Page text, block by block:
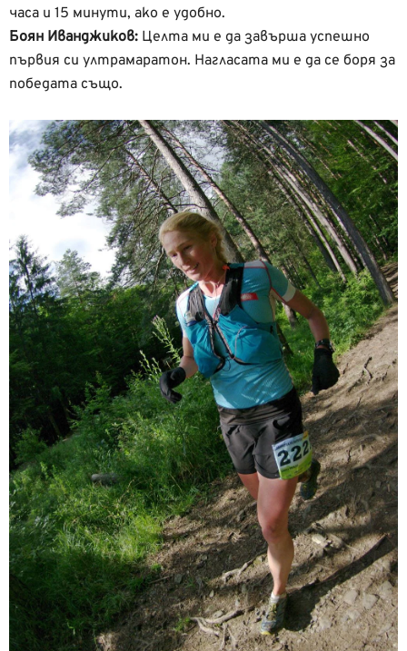
часа и 15 минути, ако е удобно.
Боян Иванджиков: Целта ми е да завърша успешно
първия си ултрамаратон. Нагласата ми е да се боря за
победата също.